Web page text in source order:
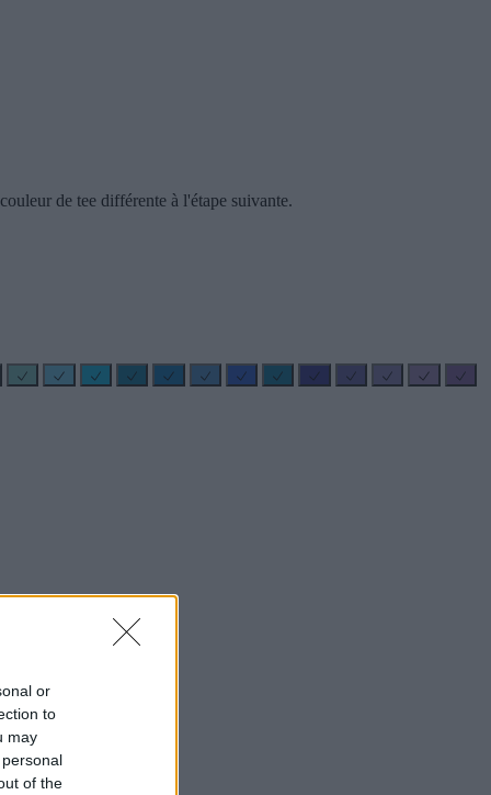
or
to
may
of the
de tee différente à l'étape suivante.